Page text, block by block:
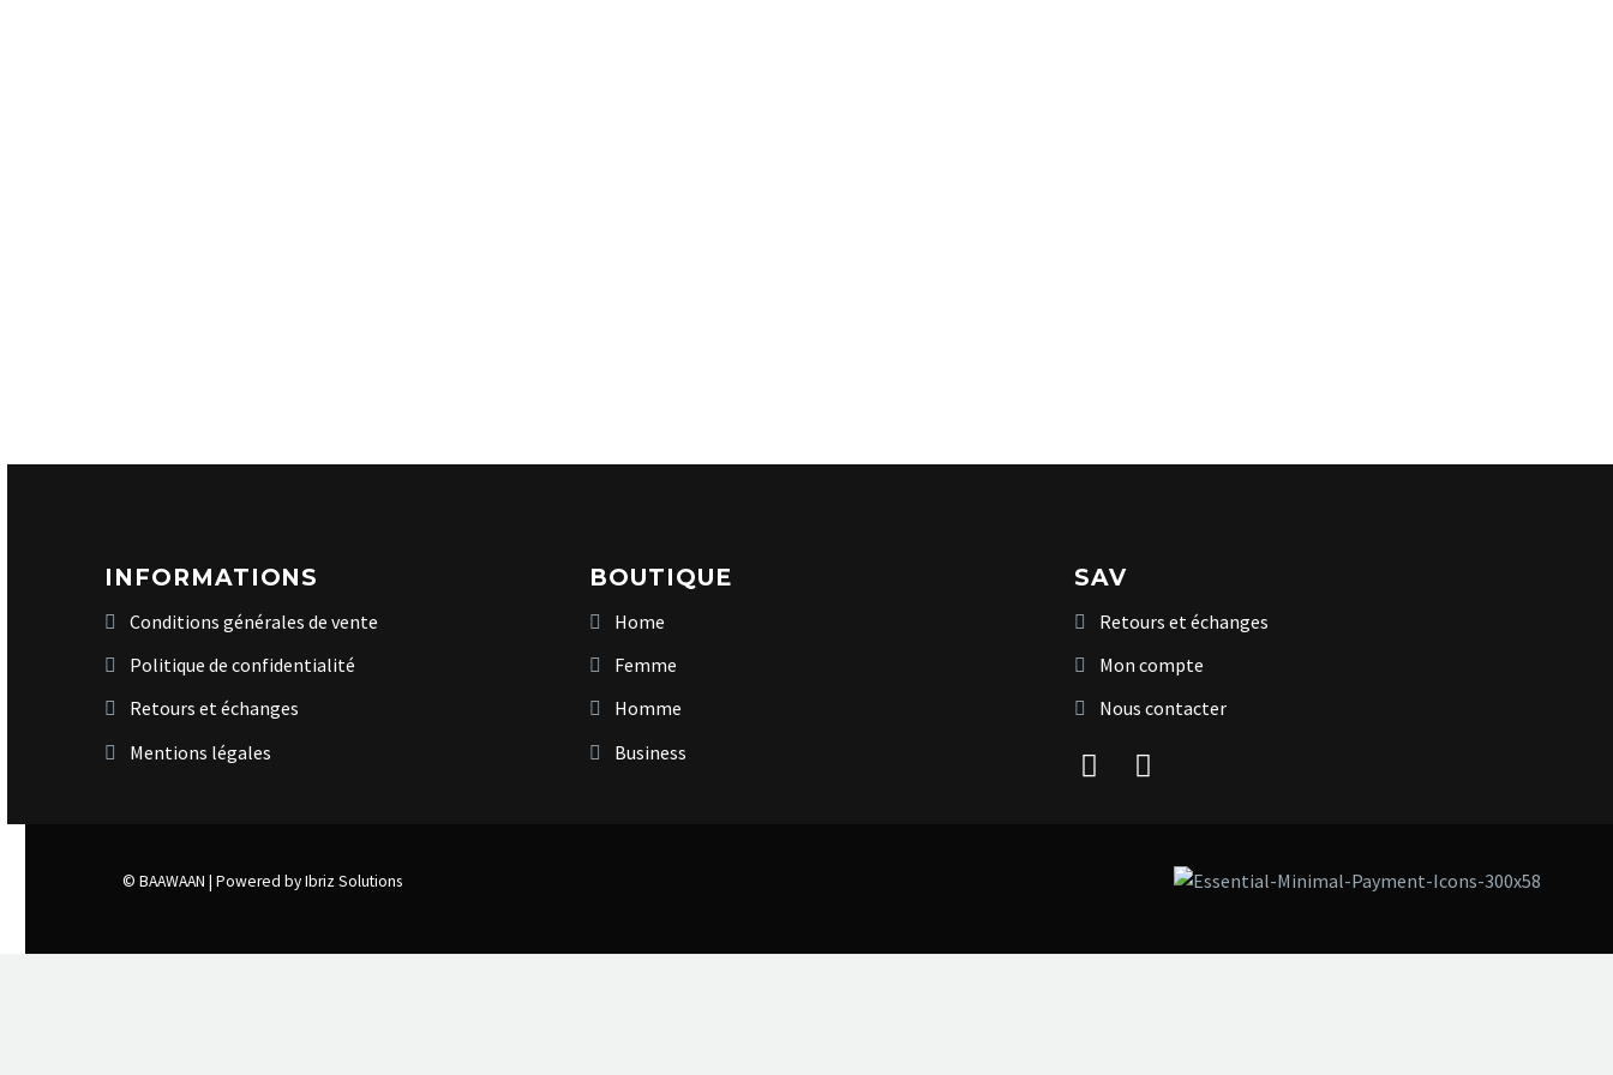
INFORMATIONS
Conditions générales de vente
Politique de confidentialité
Retours et échanges
Mentions légales
BOUTIQUE
Home
Femme
Homme
Business
SAV
Retours et échanges
Mon compte
Nous contacter
© BAAWAAN | Powered by Ibriz Solutions